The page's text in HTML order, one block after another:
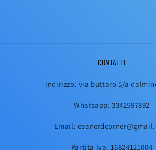
CONTATTI
indirizzo: via buttaro 5/a
Whatsapp: 3342597892
Email:
Partita Iva: 16824121004